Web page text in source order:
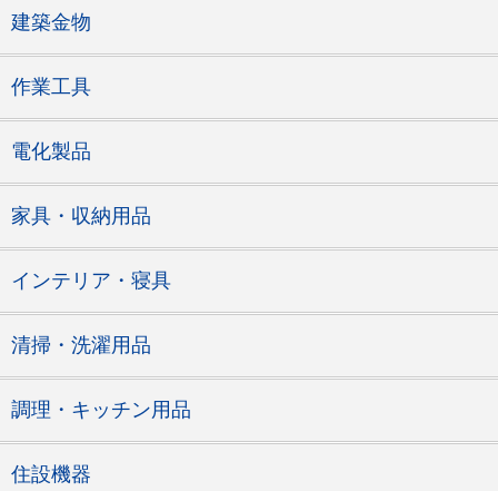
建築金物
作業工具
電化製品
家具・収納用品
インテリア・寝具
清掃・洗濯用品
調理・キッチン用品
住設機器